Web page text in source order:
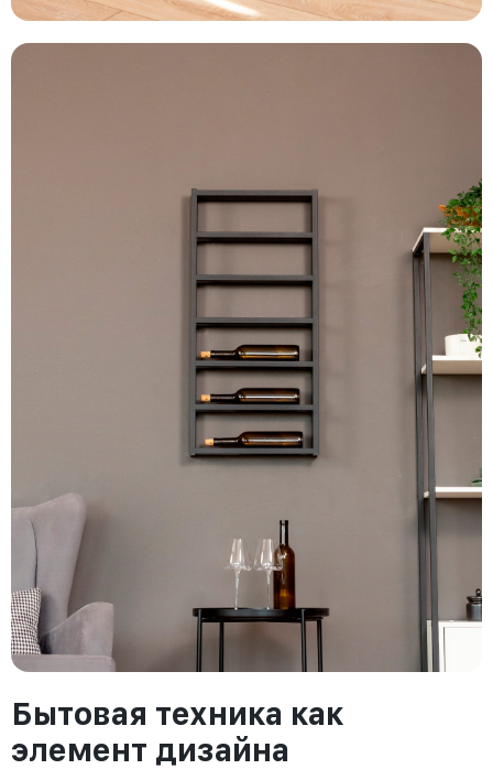
Бытовая техника как
элемент дизайна